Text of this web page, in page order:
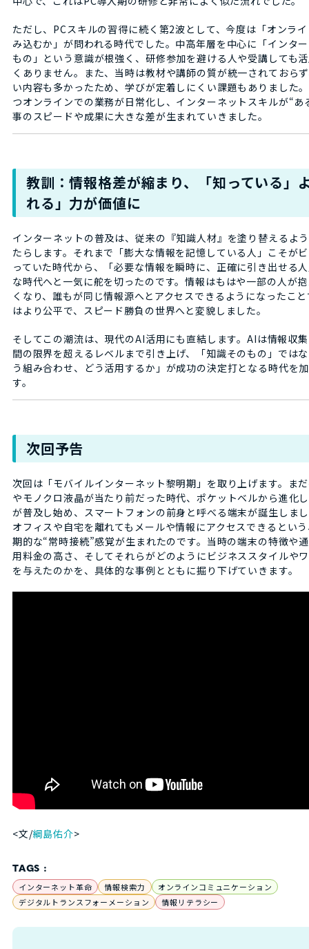
ただし、PCスキルの習得に続く第2波として、今度は「オンラ
み込むか」が問われる時代でした。中高年層を中心に「インタ
もの」という意識が根強く、研修参加を避ける人や受講しても
くありません。また、当時は教材や講師の質が統一されておら
い内容も多かったため、学びが定着しにくい課題もありました
つオンラインでの業務が日常化し、インターネットスキルが“あ
事のスピードや成果に大きな差が生まれていきました。
教訓：情報格差が縮まり、「知っている」
れる」力が価値に
インターネットの普及は、従来の『知識人材』を塗り替えるよ
たらします。それまで「膨大な情報を記憶している人」こそが
っていた時代から、「必要な情報を瞬時に、正確に引き出せる
な時代へと一気に舵を切ったのです。情報はもはや一部の人が
くなり、誰もが同じ情報源へとアクセスできるようになったこ
はより公平で、スピード勝負の世界へと変貌しました。
そしてこの潮流は、現代のAI活用にも直結します。AIは情報収
間の限界を超えるレベルまで引き上げ、「知識そのもの」では
う組み合わせ、どう活用するか」が成功の決定打となる時代を
す。
次回予告
次回は「モバイルインターネット黎明期」を取り上げます。ま
やモノクロ液晶が当たり前だった時代、ポケットベルから進化
が普及し始め、スマートフォンの前身と呼べる端末が誕生しま
オフィスや自宅を離れてもメールや情報にアクセスできるとい
期的な“常時接続”感覚が生まれたのです。当時の端末の特徴や
用料金の高さ、そしてそれらがどのようにビジネススタイルや
を与えたのかを、具体的な事例とともに掘り下げていきます。
<文/綱島佑介>
TAGS :
インターネット革命 情報検索力
オンラインコミュニケーション
デジタルトランスフォーメーション
情報リテラシー